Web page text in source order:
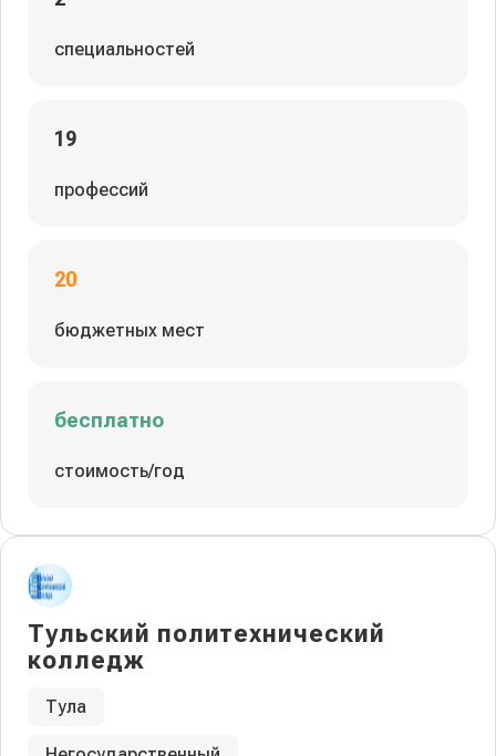
специальностей
19
профессий
20
бюджетных мест
бесплатно
стоимость/год
Тульский политехнический
колледж
Тула